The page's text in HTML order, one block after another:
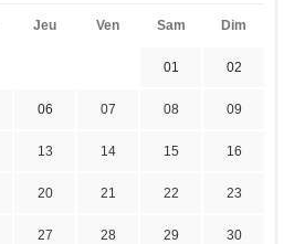
Jeu Ven Sam Dim
01 02
06 07 08 09
13 14 15 16
20 21 22 23
27 28 29 30